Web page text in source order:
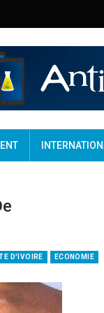
D'IVOIRE ECONOMIE